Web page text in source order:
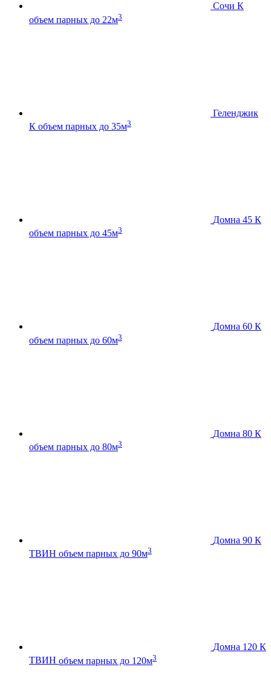
Сочи К
объем парных до 22м3
Геленджик
К объем парных до 35м3
Домна 45 К
объем парных до 45м3
Домна 60 К
объем парных до 60м3
Домна 80 К
объем парных до 80м3
Домна 90 К
ТВИН объем парных до 90м3
Домна 120 К
ТВИН объем парных до 120м3